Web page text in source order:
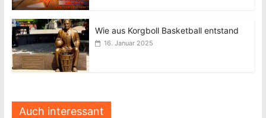
Wie aus Korgboll Basketball entstand
16. Januar 2025
Auch interessant